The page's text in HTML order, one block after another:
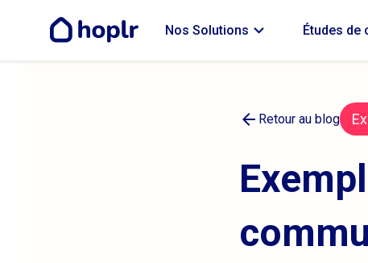
Nos Solutions expand_more Études de
arrow_back Retour au blog